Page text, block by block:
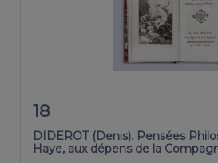
18
DIDEROT (Denis). Pensées
Haye, aux dépens de la